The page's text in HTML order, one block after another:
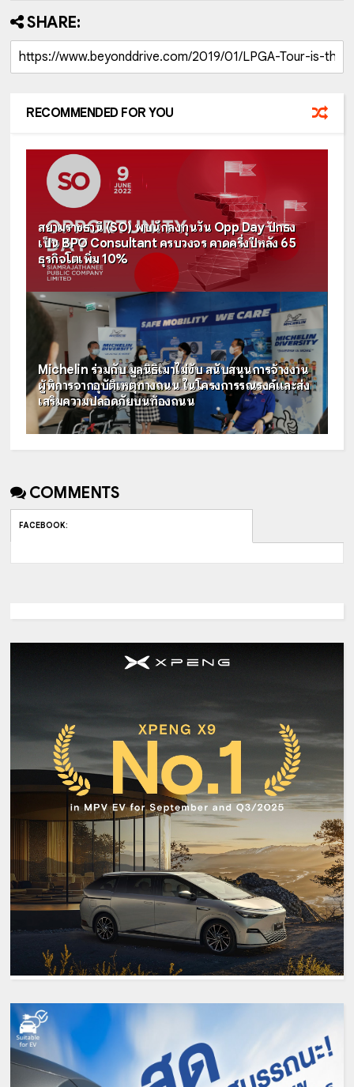
SHARE:
RECOMMENDED FOR YOU
สยามราชธานี (SO) พบนักลงทุนวัน Opp Day ปักธง
เป็น BPO Consultant ครบวงจร คาดครึ่งปีหลัง 65
ธุรกิจโตเพิ่ม 10%
Michelin ร่วมกับ มูลนิธิเมาไม่ขับ สนับสนุนการจ้างงาน
ผู้พิการจากอุบัติเหตุทางถนน ในโครงการรณรงค์และส่ง
เสริมความปลอดภัยบนท้องถนน
COMMENTS
FACEBOOK: